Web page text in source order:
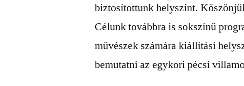
biztosítottunk helyszínt.
Célunk továbbra is sokszínű
művészek számára kiállítási
bemutatni az egykori pécsi